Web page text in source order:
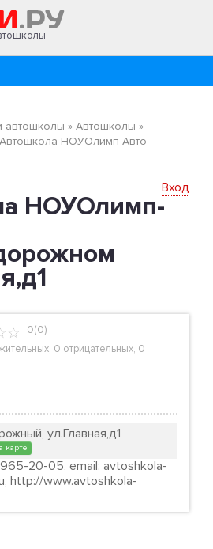
автошколы » Автошколы »
Автошкола НОУОлимп-Авто
Вход
НОУОлимп-
0(0)
, 0 отрицательных, 0
ул.Главная,д1
карте
20-05, email: avtoshkola-
http://www.avtoshkola-